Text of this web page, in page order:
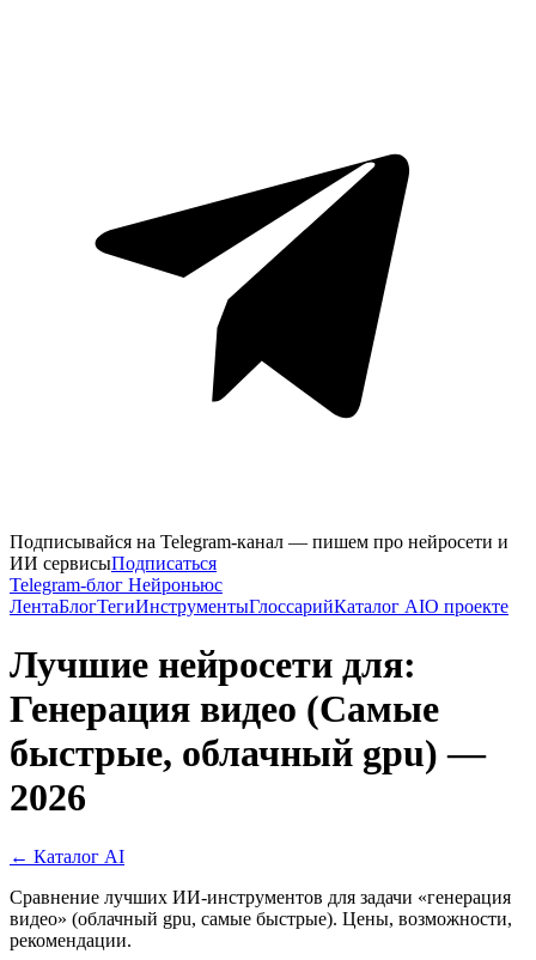
Подписывайся на Telegram-канал — пишем про нейросети и
ИИ сервисыПодписаться
Telegram-блог Нейроньюс
ЛентаБлогТегиИнструментыГлоссарийКаталог AIО проекте
Лучшие нейросети для:
Генерация видео (Самые
быстрые, облачный gpu) —
2026
← Каталог AI
Сравнение лучших ИИ-инструментов для задачи «генерация
видео» (облачный gpu, самые быстрые). Цены, возможности,
рекомендации.